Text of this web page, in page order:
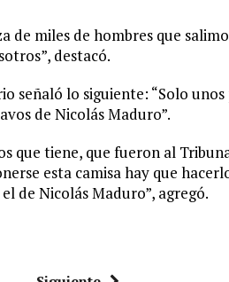
de miles de hombres que
destacó.
señaló lo siguiente: “Solo
de Nicolás Maduro”.
que tiene, que fueron al
esta camisa hay que
de Nicolás Maduro”, agregó.